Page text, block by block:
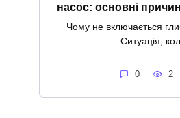
насос: основні
Чому не включається
Ситуація,
0 2